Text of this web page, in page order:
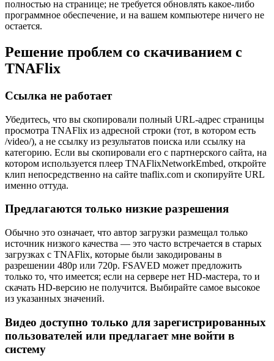
полностью на странице; не требуется обновлять какое-либо
программное обеспечение, и на вашем компьютере ничего не
остается.
Решение проблем со скачиванием с
TNAFlix
Ссылка не работает
Убедитесь, что вы скопировали полный URL-адрес страницы
просмотра TNAFlix из адресной строки (тот, в котором есть
/video/), а не ссылку из результатов поиска или ссылку на
категорию. Если вы скопировали его с партнерского сайта, на
котором используется плеер TNAFlixNetworkEmbed, откройте
клип непосредственно на сайте tnaflix.com и скопируйте URL
именно оттуда.
Предлагаются только низкие разрешения
Обычно это означает, что автор загрузки размещал только
источник низкого качества — это часто встречается в старых
загрузках с TNAFlix, которые были закодированы в
разрешении 480p или 720p. FSAVED может предложить
только то, что имеется; если на сервере нет HD-мастера, то и
скачать HD-версию не получится. Выбирайте самое высокое
из указанных значений.
Видео доступно только для зарегистрированных
пользователей или предлагает мне войти в
систему